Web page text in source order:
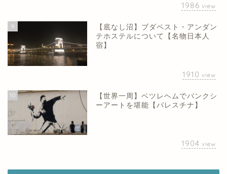
1986 view
9
【底なし沼】ブダペスト・アンダン
テホステルについて【名物日本人
宿】
1910 view
10
【世界一周】ベツレヘムでバンクシ
ーアートを堪能【パレスチナ】
1904 view